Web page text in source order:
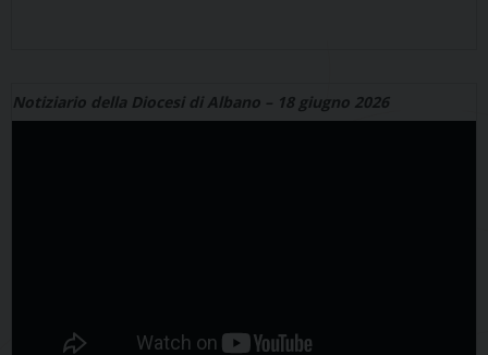
Notiziario della Diocesi di Albano – 18 giugno 2026